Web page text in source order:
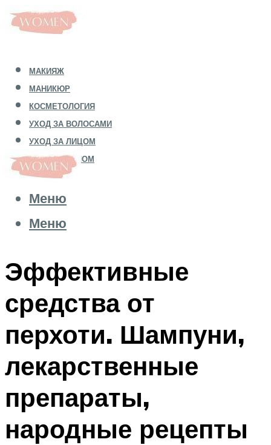
МАКИЯЖ
МАНИКЮР
КОСМЕТОЛОГИЯ
УХОД ЗА ВОЛОСАМИ
УХОД ЗА ЛИЦОМ
УХОД ЗА ТЕЛОМ
Меню
Меню
Эффективные
средства от
перхоти. Шампуни,
лекарственные
препараты,
народные рецепты